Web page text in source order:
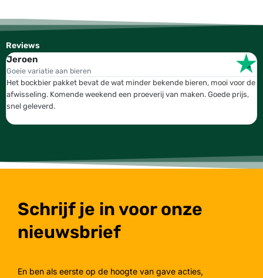
Reviews
Jeroen
Goeie variatie aan bieren
Het bockbier pakket bevat de wat minder bekende bieren, mooi voor de
afwisseling. Komende weekend een proeverij van maken. Goede prijs,
snel geleverd.
Schrijf je in voor onze
nieuwsbrief
En ben als eerste op de hoogte van gave acties,